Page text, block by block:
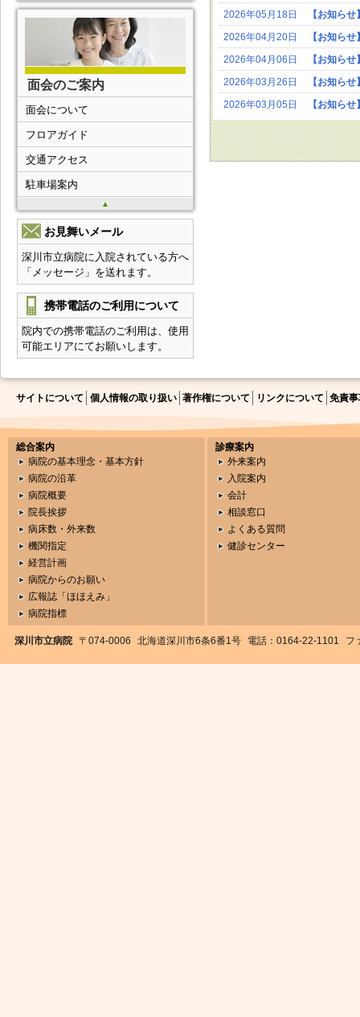
2026年05月18日 【お知らせ
2026年04月20日 【お知らせ
2026年04月06日 【お知らせ
2026年03月26日 【お知らせ
2026年03月05日 【お知らせ
面会のご案内
▲
面会について
フロアガイド
交通アクセス
駐車場案内
お見舞いメール
深川市立病院に入院されている方へ
「メッセージ」を送れます。
携帯電話のご利用について
院内での携帯電話のご利用は、使用
可能エリアにてお願いします。
サイトについて 個人情報の取り扱い 著作権について リンクについて 免責
総合案内
病院の基本理念・基本方針
病院の沿革
病院概要
院長挨拶
病床数・外来数
機関指定
経営計画
病院からのお願い
広報誌「ほほえみ」
病院指標
診療案内
外来案内
入院案内
会計
相談窓口
よくある質問
健診センター
深川市立病院 〒074-0006 北海道深川市6条6番1号 電話：0164-22-1101 フ